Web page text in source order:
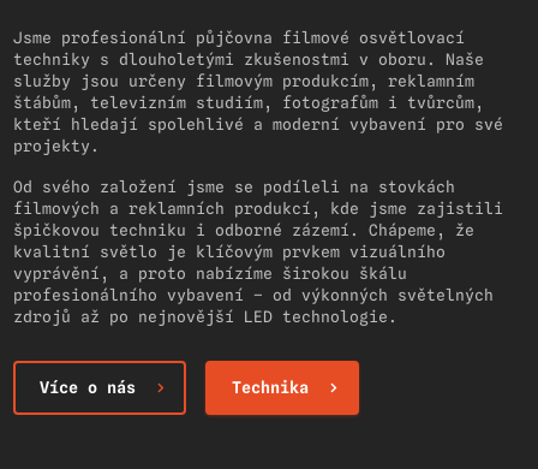
Jsme profesionální půjčovna filmové osvětlovací
techniky s dlouholetými zkušenostmi v oboru. Naše
služby jsou určeny filmovým produkcím, reklamním
štábům, televizním studiím, fotografům i tvůrcům,
kteří hledají spolehlivé a moderní vybavení pro své
projekty.
Od svého založení jsme se podíleli na stovkách
filmových a reklamních produkcí, kde jsme zajistili
špičkovou techniku i odborné zázemí. Chápeme, že
kvalitní světlo je klíčovým prvkem vizuálního
vyprávění, a proto nabízíme širokou škálu
profesionálního vybavení – od výkonných světelných
zdrojů až po nejnovější LED technologie.
Více o nás Technika